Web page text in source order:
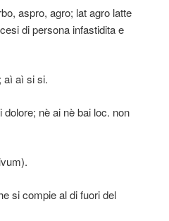
aspro, agro; lat agro latte
di persona infastidita e
aì aì si si.
nè ai nè bai loc. non
si compie al di fuori del